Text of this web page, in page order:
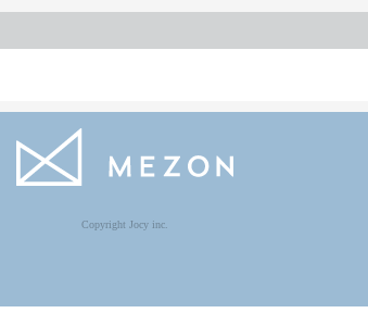
Copyright Jocy inc.